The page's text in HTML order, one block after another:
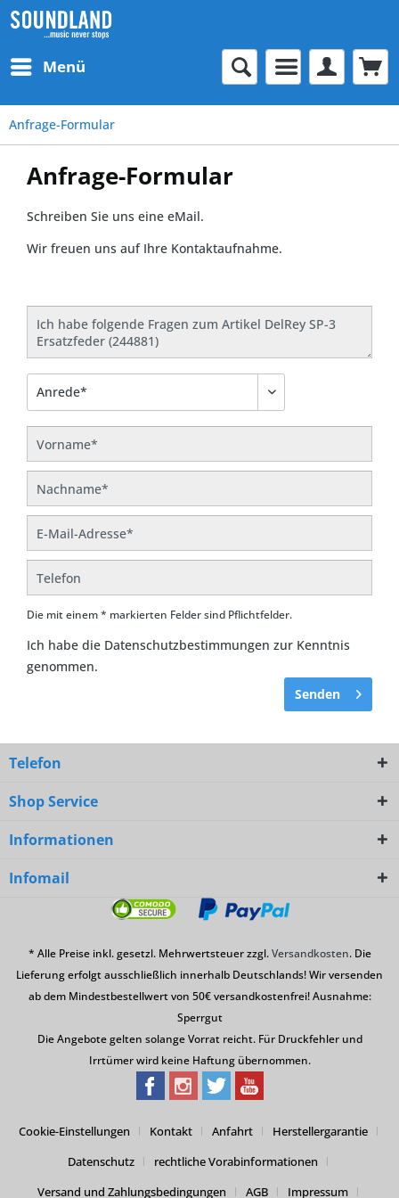
Menü
Anfrage-Formular
Anfrage-Formular
Schreiben Sie uns eine eMail.
Wir freuen uns auf Ihre Kontaktaufnahme.
Die mit einem * markierten Felder sind Pflichtfelder.
Ich habe die Datenschutzbestimmungen zur Kenntnis
genommen.
Senden
Telefon
Shop Service
Informationen
Infomail
* Alle Preise inkl. gesetzl. Mehrwertsteuer zzgl.Versandkosten. Die
Lieferung erfolgt ausschließlich innerhalb Deutschlands! Wir versenden
ab dem Mindestbestellwert von 50€ versandkostenfrei! Ausnahme:
Sperrgut
Die Angebote gelten solange Vorrat reicht. Für Druckfehler und
Irrtümer wird keine Haftung übernommen.
Cookie-Einstellungen Kontakt Anfahrt
Herstellergarantie
Datenschutz
rechtliche Vorabinformationen
Versand und Zahlungsbedingungen
AGB Impressum